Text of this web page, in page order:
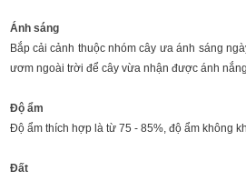
Ánh sáng
Bắp cải cảnh thuộc nhóm cây ưa ánh sáng
ươm ngoài trời để cây vừa nhận được ánh
Độ ẩm
Độ ẩm thích hợp là từ 75 - 85%, độ ẩm không
Đất